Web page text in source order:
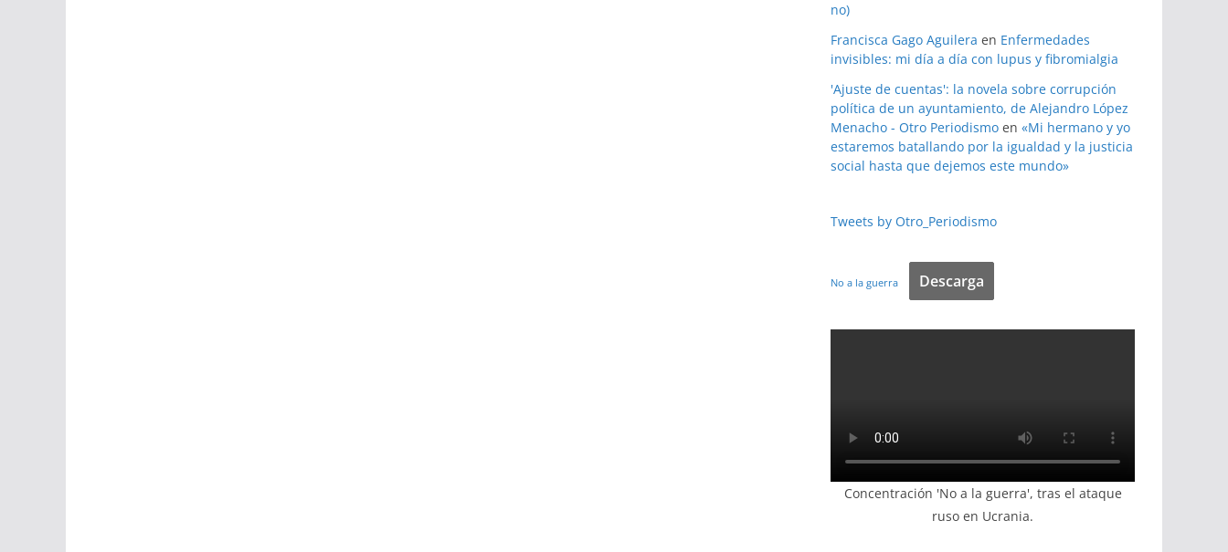
no)
Francisca Gago Aguilera en Enfermedades
invisibles: mi día a día con lupus y fibromialgia
'Ajuste de cuentas': la novela sobre corrupción
política de un ayuntamiento, de Alejandro López
Menacho - Otro Periodismo en «Mi hermano y yo
estaremos batallando por la igualdad y la justicia
social hasta que dejemos este mundo»
Tweets by Otro_Periodismo
No a la guerra Descarga
Concentración 'No a la guerra', tras el ataque
ruso en Ucrania.